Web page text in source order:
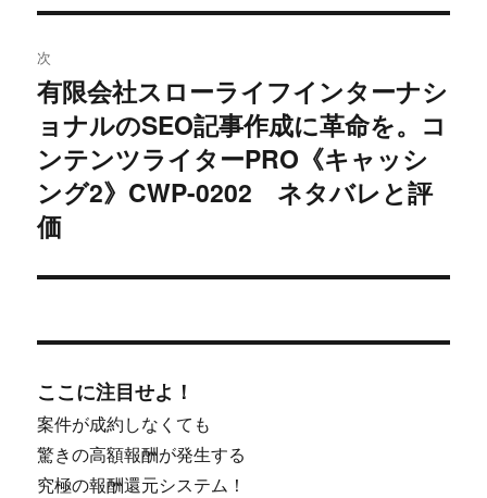
ゲ
ー
シ
ョ
ン
稿:
次
次
の
投
稿:
有限会社スローライフインターナシ
ョナルのSEO記事作成に革命を。コ
ンテンツライターPRO《キャッシ
ング2》CWP-0202 ネタバレと評
価
ここに注目せよ！
案件が成約しなくても
驚きの高額報酬が発生する
究極の報酬還元システム！